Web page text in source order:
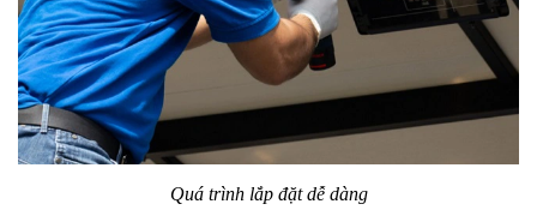
Quá trình lắp đặt dễ dàng